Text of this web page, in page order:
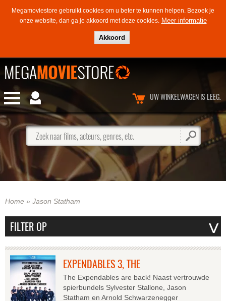
Megamoviestore gebruikt cookies om u beter te kunnen helpen. Bezoek je
onze website, dan ga je akkoord met deze cookies. Meer informatie
Akkoord
UW WINKELWAGEN IS LEEG.
Zoek naar films, acteurs, genres, etc.
Home » Jason Statham
EXPENDABLES 3, THE
The Expendables are back! Naast vertrouwde
spierbundels Sylvester Stallone, Jason
Statham en Arnold Schwarzenegger